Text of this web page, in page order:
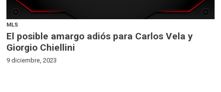
MLS
El posible amargo adiós para Carlos Vela y
Giorgio Chiellini
9 diciembre, 2023